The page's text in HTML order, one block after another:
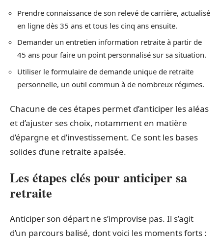
Prendre connaissance de son relevé de carrière, actualisé
en ligne dès 35 ans et tous les cinq ans ensuite.
Demander un entretien information retraite à partir de
45 ans pour faire un point personnalisé sur sa situation.
Utiliser le formulaire de demande unique de retraite
personnelle, un outil commun à de nombreux régimes.
Chacune de ces étapes permet d’anticiper les aléas
et d’ajuster ses choix, notamment en matière
d’épargne et d’investissement. Ce sont les bases
solides d’une retraite apaisée.
Les étapes clés pour anticiper sa
retraite
Anticiper son départ ne s’improvise pas. Il s’agit
d’un parcours balisé, dont voici les moments forts :